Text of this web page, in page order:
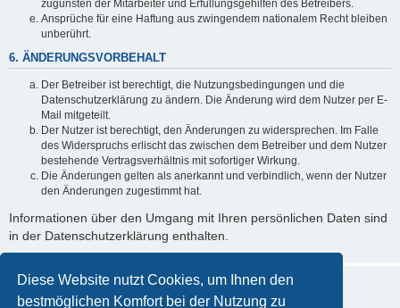
Diese Website nutzt Cookies, um Ihnen den
bestmöglichen Komfort bei der Nutzung zu
zugunsten der Mitarbeiter und Erfüllungsgehilfen des Betreibers.
Ansprüche für eine Haftung aus zwingendem nationalem Recht bleiben
unberührt.
6. ÄNDERUNGSVORBEHALT
Der Betreiber ist berechtigt, die Nutzungsbedingungen und die
Datenschutzerklärung zu ändern. Die Änderung wird dem Nutzer per E-
Mail mitgeteilt.
Der Nutzer ist berechtigt, den Änderungen zu widersprechen. Im Falle
des Widerspruchs erlischt das zwischen dem Betreiber und dem Nutzer
bestehende Vertragsverhältnis mit sofortiger Wirkung.
Die Änderungen gelten als anerkannt und verbindlich, wenn der Nutzer
den Änderungen zugestimmt hat.
Informationen über den Umgang mit Ihren persönlichen Daten sind
in der Datenschutzerklärung enthalten.